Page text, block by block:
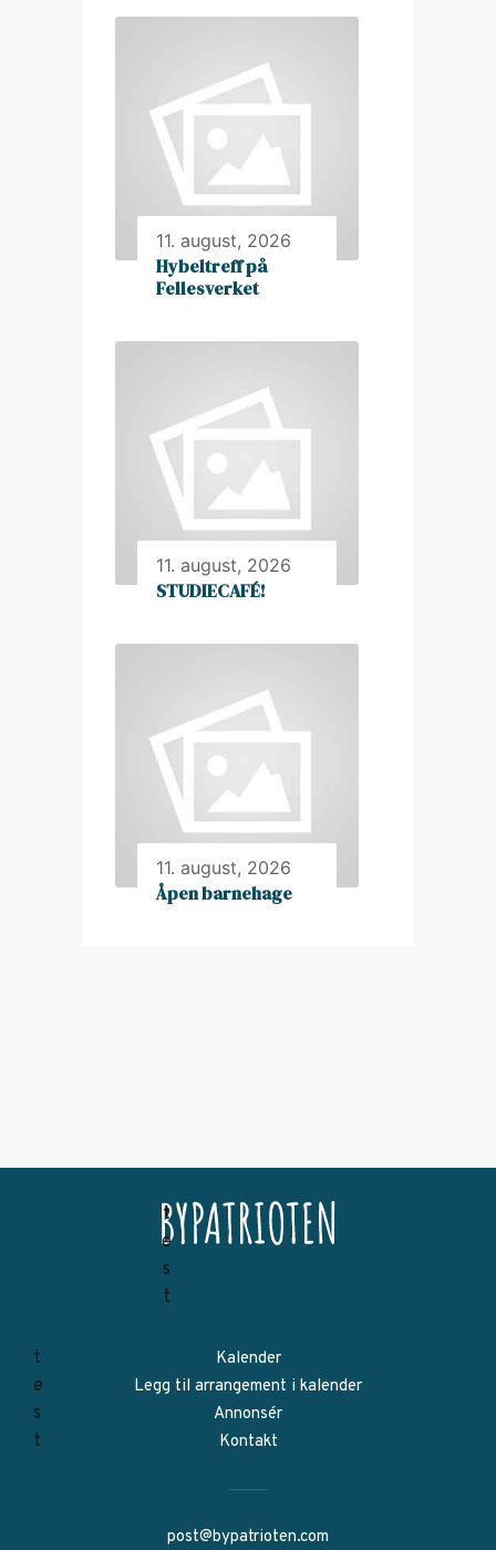
11. august, 2026
Hybeltreff på
Fellesverket
11. august, 2026
STUDIECAFÉ!
11. august, 2026
Åpen barnehage
Kalender
Legg til arrangement i kalender
Annonsér
Kontakt
post@bypatrioten.com